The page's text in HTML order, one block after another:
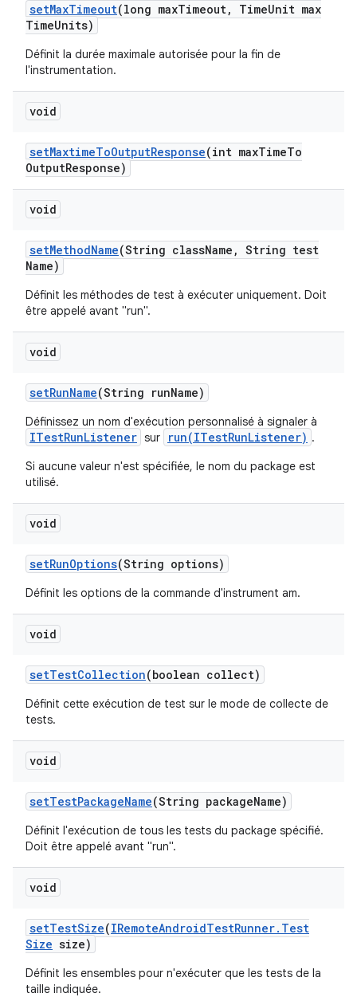
setMaxTimeout(long maxTimeout, TimeUnit max
TimeUnits)
Définit la durée maximale autorisée pour la fin de
l'instrumentation.
void
setMaxtimeToOutputResponse(int maxTimeTo
OutputResponse)
void
setMethodName(String className , String test
Name)
Définit les méthodes de test à exécuter uniquement. Doit
être appelé avant "run".
void
setRunName(String runName)
Définissez un nom d'exécution personnalisé à signaler à
ITestRunListener sur run(ITestRunListener) .
Si aucune valeur n'est spécifiée, le nom du package est
utilisé.
void
setRunOptions(String options)
Définit les options de la commande d'instrument am.
void
setTestCollection(boolean collect)
Définit cette exécution de test sur le mode de collecte de
tests.
void
setTestPackageName(String packageName)
Définit l'exécution de tous les tests du package spécifié.
Doit être appelé avant "run".
void
setTestSize(IRemoteAndroidTestRunner. Test
Size size)
Définit les ensembles pour n'exécuter que les tests de la
taille indiquée.